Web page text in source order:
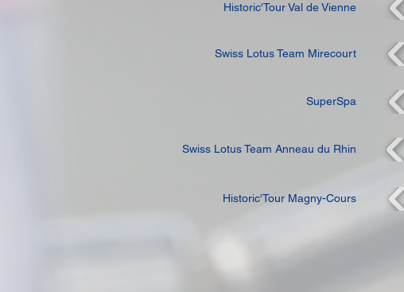
Historic'Tour Val de Vienne
Swiss Lotus Team Mirecourt
SuperSpa
Swiss Lotus Team Anneau du Rhin
Historic'Tour Magny-Cours